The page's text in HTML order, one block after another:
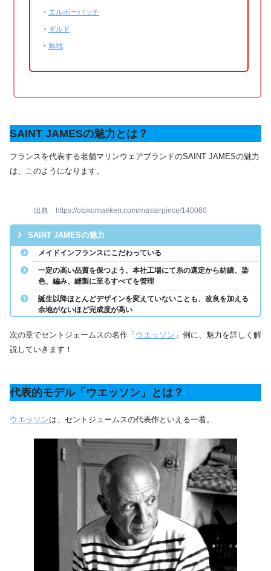
・ エルボーパッチ
・ ギルド
・ 無地
SAINT JAMESの魅力とは？
フランスを代表する老舗マリンウェアブランドのSAINT JAMESの魅力
は、このようになります。
出典 https://otokomaeken.com/masterpiece/140060
SAINT JAMESの魅力
メイドインフランスにこだわっている
一定の高い品質を保つよう、本社工場にて糸の選定から紡績、染
色、編み、縫製に至るすべてを管理
誕生以降ほとんどデザインを変えていないことも、改良を加える
余地がないほど完成度が高い
次の章でセントジェームスの名作「 ウエッソン 」例に、魅力を詳しく解
説していきます！
代表的モデル「ウエッソン」とは？
ウエッソンは、セントジェームスの代表作といえる一着。